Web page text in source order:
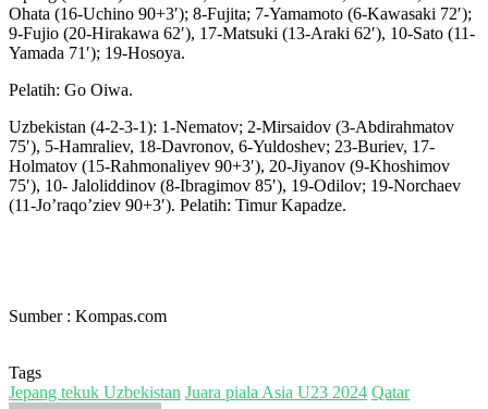
Ohata (16-Uchino 90+3′); 8-Fujita; 7-Yamamoto (6-Kawasaki 72′);
9-Fujio (20-Hirakawa 62′), 17-Matsuki (13-Araki 62′), 10-Sato (11-
Yamada 71′); 19-Hosoya.
Pelatih: Go Oiwa.
Uzbekistan (4-2-3-1): 1-Nematov; 2-Mirsaidov (3-Abdirahmatov
75′), 5-Hamraliev, 18-Davronov, 6-Yuldoshev; 23-Buriev, 17-
Holmatov (15-Rahmonaliyev 90+3′), 20-Jiyanov (9-Khoshimov
75′), 10- Jaloliddinov (8-Ibragimov 85′), 19-Odilov; 19-Norchaev
(11-Jo’raqo’ziev 90+3′). Pelatih: Timur Kapadze.
Sumber : Kompas.com
Tags
Jepang tekuk Uzbekistan Juara piala Asia U23 2024 Qatar